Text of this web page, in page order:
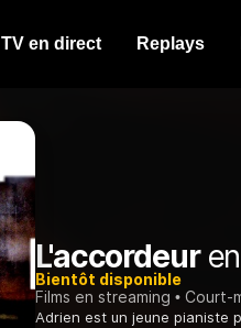
TV en direct Replays
L'accordeuren
Bientôt disponible
Films en streaming
Court-
Adrien est un jeune pianiste